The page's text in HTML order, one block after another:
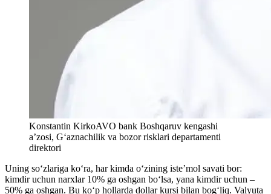
Konstantin KirkoAVO bank Boshqaruv kengashi
a’zosi, G‘aznachilik va bozor risklari departamenti
direktori
Uning so‘zlariga ko‘ra, har kimda o‘zining iste’mol savati bor:
kimdir uchun narxlar 10% ga oshgan bo‘lsa, yana kimdir uchun –
50% ga oshgan. Bu ko‘p hollarda dollar kursi bilan bog‘liq. Valyuta